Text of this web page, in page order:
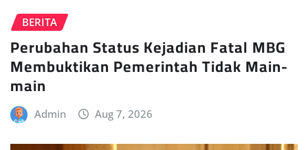
BERITA
Perubahan Status Kejadian Fatal MBG
Membuktikan Pemerintah Tidak Main-
main
Admin Aug 7, 2026